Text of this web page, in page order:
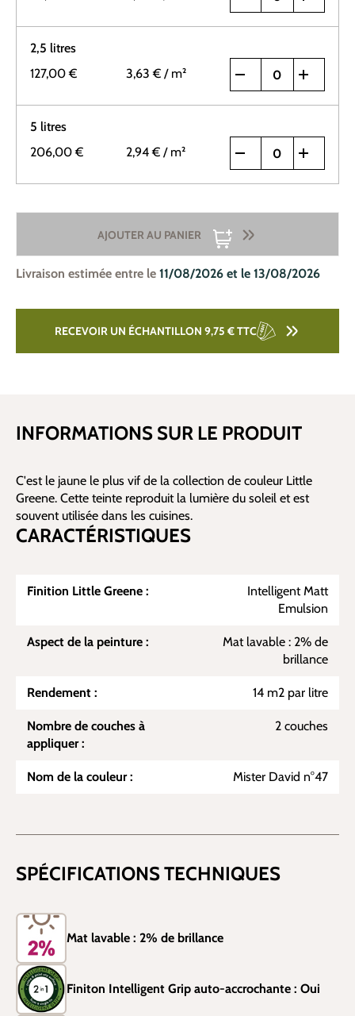
2,5 litres
127,00 €
3,63 € / m²
5 litres
206,00 €
2,94 € / m²
AJOUTER AU PANIER
Livraison estimée entre le 11/08/2026 et le 13/08/2026
RECEVOIR UN ÉCHANTILLON 9,75 €TTC
INFORMATIONS SUR LE PRODUIT
C'est le jaune le plus vif de la collection de couleur Little
Greene. Cette teinte reproduit la lumière du soleil et est
souvent utilisée dans les cuisines.
CARACTÉRISTIQUES
Finition Little Greene :
Intelligent Matt
Emulsion
Aspect de la peinture :
Mat lavable : 2% de
brillance
Rendement : 14 m2 par litre
Nombre de couches à
appliquer :
2 couches
Nom de la couleur : Mister David n°47
SPÉCIFICATIONS TECHNIQUES
Mat lavable : 2% de brillance
Finiton Intelligent Grip auto-accrochante : Oui